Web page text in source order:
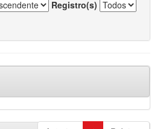
Registro(s)